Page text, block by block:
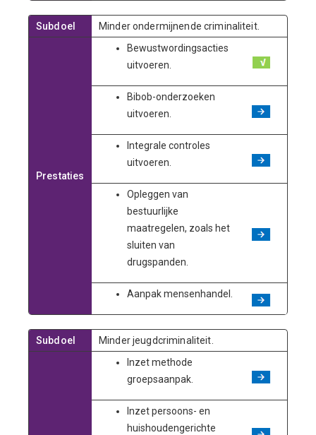
Subdoel Minder ondermijnende criminaliteit.
Prestaties
Bewustwordingsacties
uitvoeren.
Bibob-onderzoeken
uitvoeren.
Integrale controles
uitvoeren.
Opleggen van
bestuurlijke
maatregelen, zoals het
sluiten van
drugspanden.
Aanpak mensenhandel.
Subdoel Minder jeugdcriminaliteit.
Inzet methode
groepsaanpak.
Inzet persoons- en
huishoudengerichte